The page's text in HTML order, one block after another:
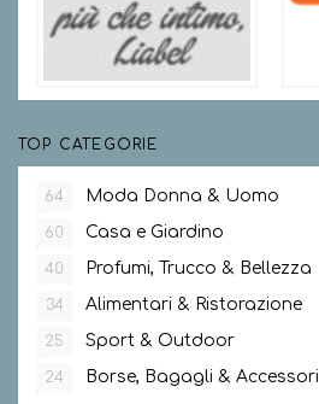
TOP CATEGORIE
64 Moda Donna & Uomo
60 Casa e Giardino
40 Profumi, Trucco & Bellezza
34 Alimentari & Ristorazione
25 Sport & Outdoor
24 Borse, Bagagli & Accessori